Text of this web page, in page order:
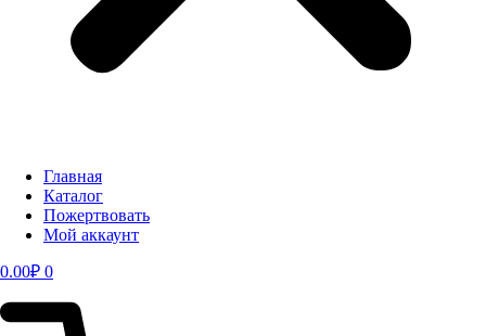
Главная
Каталог
Пожертвовать
Мой аккаунт
0.00₽ 0